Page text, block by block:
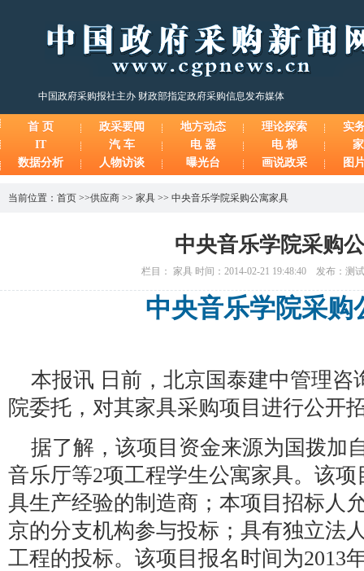
中国政府采购报社主办 财政部指定政府采购信息发布媒体
首 页 政采要闻 地方动态 理论探索
实
IT
汽 车 电 器 电 梯
数据分析
人物访谈 曝光台 画说政采 图
当前位置： 首页 >>供应商 >> 家具 >> 中央音乐学院采购公寓家具
中央音乐学院采购
栏目： 家具 时间：2014-02-21 19:48:40 发布：测
中央音乐学院采购
本报讯 日前，北京国泰建中管理咨
院委托，对其家具采购项目进行公开
据了解，该项目资金来源为国拨加
音乐厅等2项工程学生公寓家具。该
具生产经验的制造商；本项目招标人
京的分支机构参与投标；具有独立法
工程的投标。该项目报名时间为2013